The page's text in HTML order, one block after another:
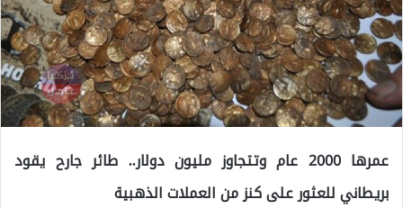
عمرها 2000 عام وتتجاوز مليون دولار.. طائر جارح يقود
بريطاني للعثور على كنز من العملات الذهبية